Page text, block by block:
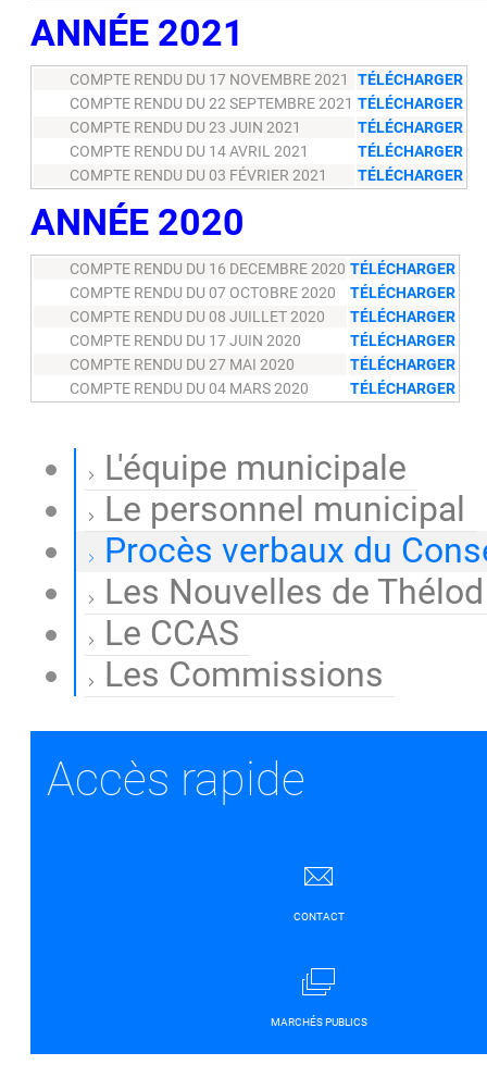
ANNÉE 2021
COMPTE RENDU DU 17 NOVEMBRE 2021
TÉLÉCHARGER
COMPTE RENDU DU 22 SEPTEMBRE 2021 TÉLÉCHARGER
COMPTE RENDU DU 23 JUIN 2021
TÉLÉCHARGER
COMPTE RENDU DU 14 AVRIL 2021
TÉLÉCHARGER
COMPTE RENDU DU 03 FÉVRIER 2021
TÉLÉCHARGER
ANNÉE 2020
COMPTE RENDU DU 16 DECEMBRE 2020 TÉLÉCHARGER
COMPTE RENDU DU 07 OCTOBRE 2020
TÉLÉCHARGER
COMPTE RENDU DU 08 JUILLET 2020
TÉLÉCHARGER
COMPTE RENDU DU 17 JUIN 2020
TÉLÉCHARGER
COMPTE RENDU DU 27 MAI 2020
TÉLÉCHARGER
COMPTE RENDU DU 04 MARS 2020
TÉLÉCHARGER
L'équipe municipale
Le personnel municipal
Procès verbaux du
Les Nouvelles de Thélod
Le CCAS
Les Commissions
Accès rapide
CONTACT
MARCHÉS PUBLICS